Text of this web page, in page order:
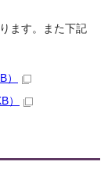
ます。また下記
）